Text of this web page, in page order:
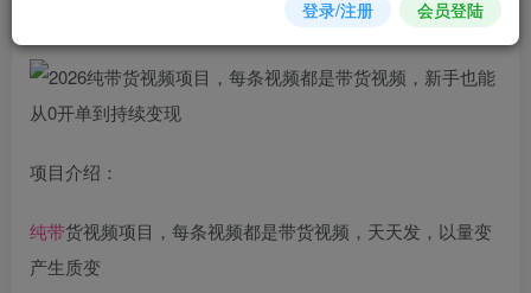
项目介绍：
纯带货视频项目，每条视频都是带货视频，天天发，以量变
产生质变
登录/注册 会员登陆